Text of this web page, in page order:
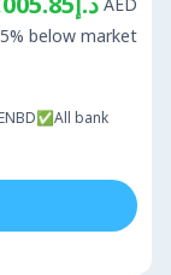
bank
5% below market